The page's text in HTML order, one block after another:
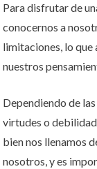
Para disfrutar de
conocernos a
limitaciones, lo que
nuestros
Dependiendo de
virtudes o
bien nos llenamos
nosotros, y es